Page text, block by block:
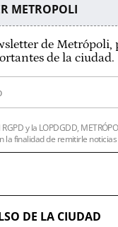
METROPOLI
de Metrópoli,
de la ciudad.
y la LOPDGDD,
la finalidad de remitirle
DE LA CIUDAD